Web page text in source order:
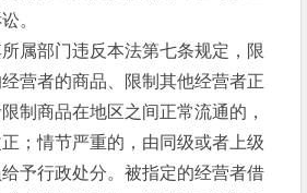
。
属部门违反本法第七条规定，限
营者的商品、限制其他经营者正
制商品在地区之间正常流通的，
；情节严重的，由同级或者上级
予行政处分。被指定的经营者借